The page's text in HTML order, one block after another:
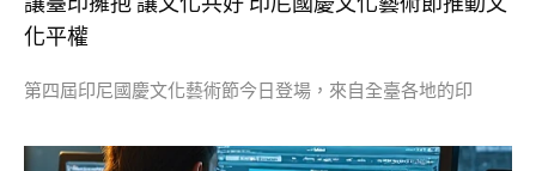
化平權
第四屆印尼國慶文化藝術節今日登場，來自全臺各地的印